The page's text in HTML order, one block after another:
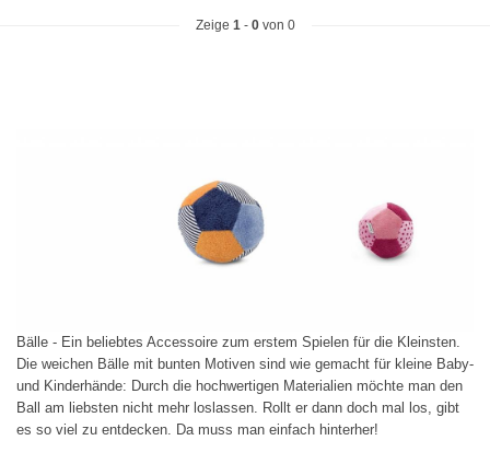
Zeige 1 - 0von 0
Bälle - Ein beliebtes Accessoire zum erstem Spielen für die Kleinsten.
Die weichen Bälle mit bunten Motiven sind wie gemacht für kleine Baby-
und Kinderhände: Durch die hochwertigen Materialien möchte man den
Ball am liebsten nicht mehr loslassen. Rollt er dann doch mal los, gibt
es so viel zu entdecken. Da muss man einfach hinterher!